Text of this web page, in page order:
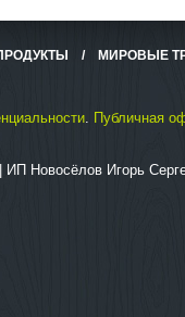
/ МИРОВЫЕ
. Публичная
ИП Новосёлов Игорь